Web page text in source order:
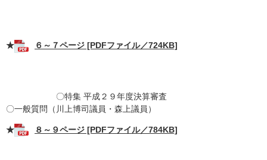
★ ６～７ページ [PDFファイル／724KB]
〇特集 平成２９年度決算審査
〇一般質問（川上博司議員・森上議員）
★ ８～９ページ [PDFファイル／784KB]